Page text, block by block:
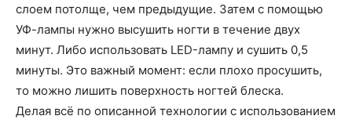
слоем потолще, чем предыдущие. Затем с помощью
УФ-лампы нужно высушить ногти в течение двух
минут. Либо использовать LED-лампу и сушить 0,5
минуты. Это важный момент: если плохо просушить,
то можно лишить поверхность ногтей блеска.
Делая всё по описанной технологии с использованием